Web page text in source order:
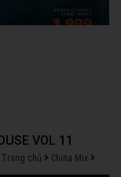
VOL 11
Trang chủ China Mix